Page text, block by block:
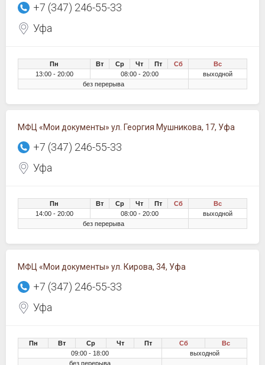
+7 (347) 246-55-33
Уфа
Пн Вт Ср Чт Пт Сб
Вс
13:00 - 20:00
08:00 - 20:00
выходной
без перерыва
МФЦ «Мои документы» ул. Георгия Мушникова, 17, Уфа
+7 (347) 246-55-33
Уфа
Пн Вт Ср Чт Пт Сб
Вс
14:00 - 20:00
08:00 - 20:00
выходной
без перерыва
МФЦ «Мои документы» ул. Кирова, 34, Уфа
+7 (347) 246-55-33
Уфа
Пн Вт Ср Чт Пт Сб
Вс
09:00 - 18:00
выходной
без перерыва